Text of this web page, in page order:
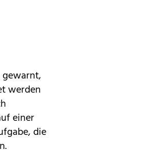
werden
einer
die